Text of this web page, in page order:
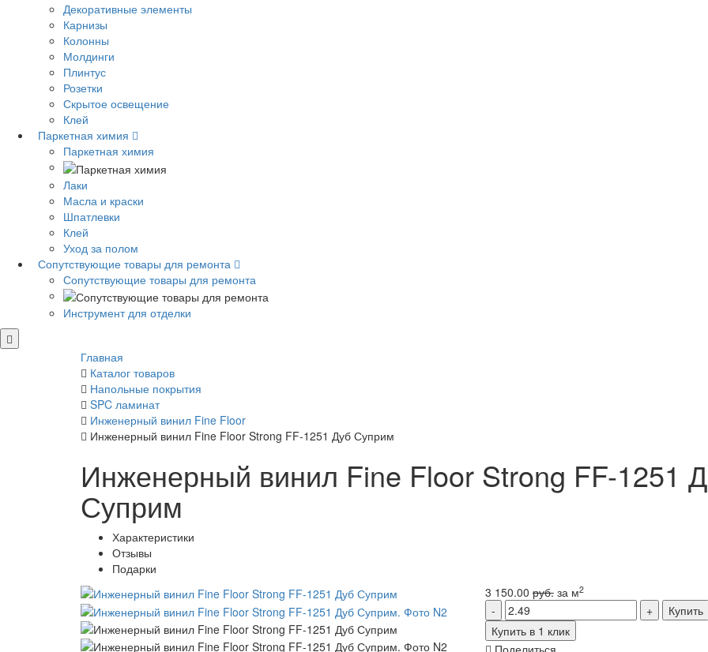
Декоративные элементы
Карнизы
Колонны
Молдинги
Плинтус
Розетки
Скрытое освещение
Клей
Паркетная химия
Паркетная химия
Лаки
Масла и краски
Шпатлевки
Клей
Уход за полом
Сопутствующие товары для ремонта
Сопутствующие товары для ремонта
Инструмент для отделки
Главная
Каталог товаров
Напольные покрытия
SPC ламинат
Инженерный винил Fine Floor
Инженерный винил Fine Floor Strong FF-1251 Дуб Суприм
Инженерный винил Fine Floor Strong FF-1251
Суприм
Характеристики
Отзывы
Подарки
3 150.00руб.за м2
Купить
Купить в 1 клик
Поделиться